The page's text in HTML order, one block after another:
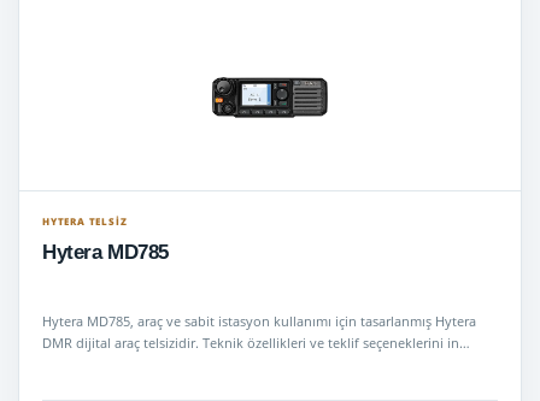
HYTERA TELSIZ
Hytera MD785
Hytera MD785, araç ve sabit istasyon kullanımı için tasarlanmış Hytera
DMR dijital araç telsizidir. Teknik özellikleri ve teklif seçeneklerini in…